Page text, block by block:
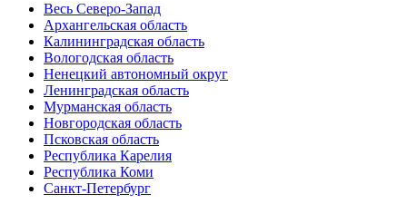
Весь Северо-Запад
Архангельская область
Калининградская область
Вологодская область
Ненецкий автономный округ
Ленинградская область
Мурманская область
Новгородская область
Псковская область
Республика Карелия
Республика Коми
Санкт-Петербург